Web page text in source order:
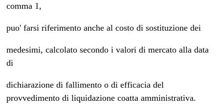
comma 1,
puo' farsi riferimento anche al costo di sostituzione dei
medesimi, calcolato secondo i valori di mercato alla data
di
dichiarazione di fallimento o di efficacia del
provvedimento di liquidazione coatta amministrativa.